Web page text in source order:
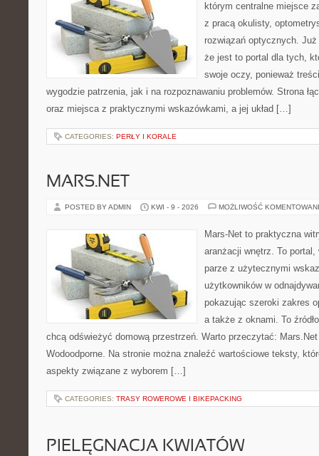
którym centralne miejsce
z pracą okulisty,
rozwiązań optycznych.
że jest to portal dla tych,
swoje oczy, ponieważ
wygodzie patrzenia, jak i na rozpoznawaniu problemów. Strona
oraz miejsca z praktycznymi wskazówkami, a jej układ […]
CATEGORIES: PERŁY I KORALE
MARS.NET
POSTED BY ADMIN KWI - 9 - 2026 MOŻLIWOŚĆ
Mars-Net to praktyczna
aranżacji wnętrz. To
parze z użytecznymi
użytkowników w
pokazując szeroki zakres
a także z oknami. To
chcą odświeżyć domową przestrzeń. Warto przeczytać:
Wodoodporne. Na stronie można znaleźć wartościowe teksty,
aspekty związane z wyborem […]
CATEGORIES: TRASY ROWEROWE I BIKEPACKING
PIELĘGNACJA KWIATÓW